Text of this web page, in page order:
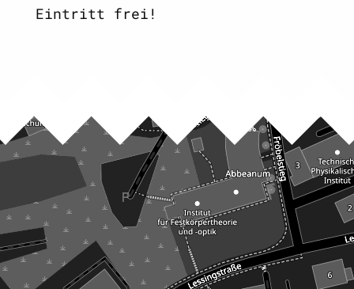
Eintritt frei!